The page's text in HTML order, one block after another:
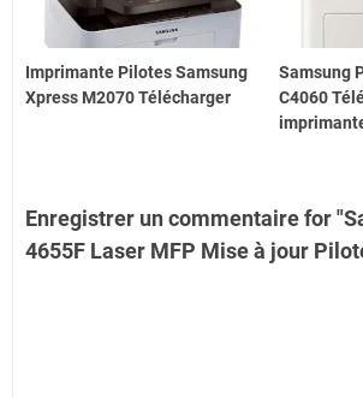
Imprimante Pilotes Samsung
Xpress M2070 Télécharger
Samsung
C4060
Enregistrer un commentaire for
4655F Laser MFP Mise à jour